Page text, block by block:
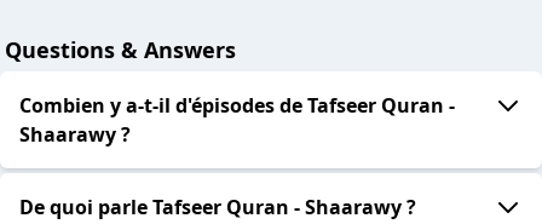
Questions & Answers
Combien y a-t-il d'épisodes de Tafseer Quran -
Shaarawy ?
De quoi parle Tafseer Quran - Shaarawy ?